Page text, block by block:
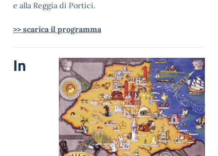
e alla Reggia di Portici.
>> scarica il programma
In